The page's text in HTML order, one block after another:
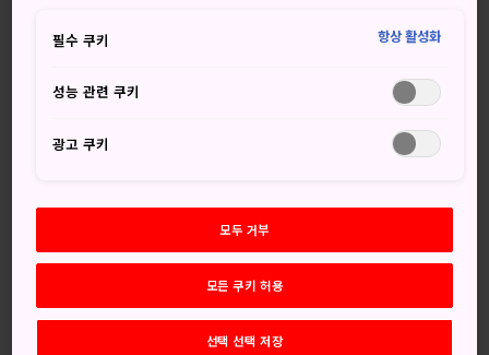
놓치지 마세요
어두운 밤을 눈부시게 밝히는 일루미네이션과 조명
철마다 공원에서 열리는 꽃 축제
어른과 아이들이 함께 즐기는 테마파크
필수 쿠키 항상 활성화
성능 관련 쿠키
광고 쿠키
모두 거부
모든 쿠키 허용
선택 선택 저장